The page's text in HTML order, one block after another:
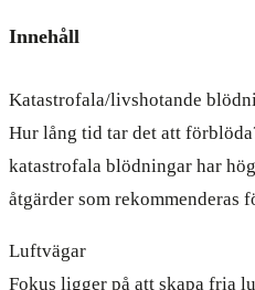
Innehåll
Katastrofala/livshotande
Hur lång tid tar det att
katastrofala blödningar har
åtgärder som rekommenderas
Luftvägar
Fokus ligger på att skapa fria